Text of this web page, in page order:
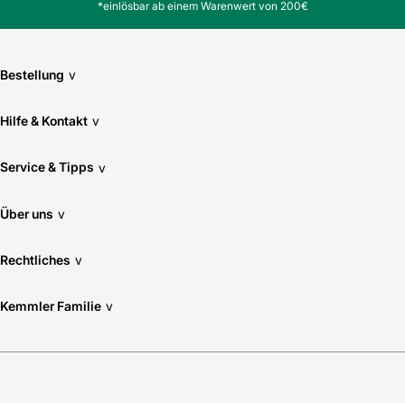
*einlösbar ab einem Warenwert von 200€
Bestellung v
Hilfe & Kontakt v
Service & Tipps v
Über uns v
Rechtliches v
Kemmler Familie v